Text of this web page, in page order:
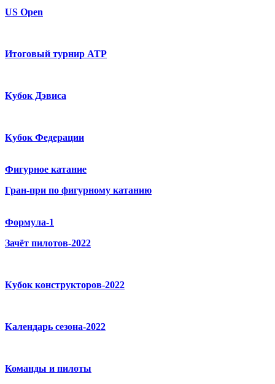
US Open
Итоговый турнир ATP
Кубок Дэвиса
Кубок Федерации
Фигурное катание
Гран-при по фигурному катанию
Формула-1
Зачёт пилотов-2022
Кубок конструкторов-2022
Календарь сезона-2022
Команды и пилоты